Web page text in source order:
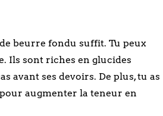
beurre fondu suffit. Tu peux
Ils sont riches en glucides
avant ses devoirs. De plus, tu as
augmenter la teneur en